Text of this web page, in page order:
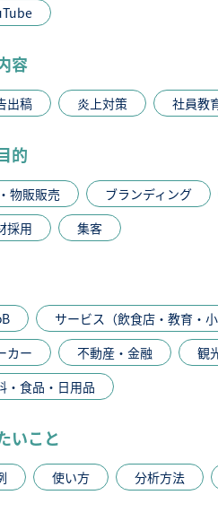
容
出稿 炎上対策 社員教
的
物販販売 ブランディング
採用
集客
サービス（飲食店・教育・小
カー
不動産・金融
観
・食品・日用品
いこと
使い方 分析方法